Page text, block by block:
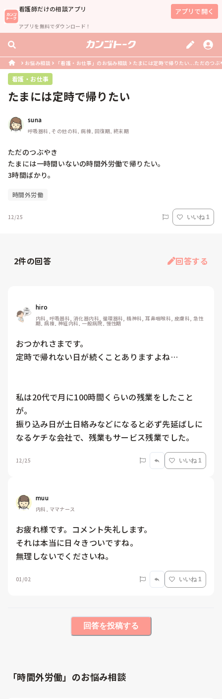
看護師だけの相談アプリ
アプリを無料でダウンロード！
アプリで開く
お悩み相談 「看護・お仕事」のお悩み相談 たまには定時で帰りたい...ただのつ
看護・お仕事
たまには定時で帰りたい
suna
呼吸器科, その他の科, 病棟, 回復期, 終末期
ただのつぶやき
たまには一時間いないの時間外労働で帰りたい。
3時間ばかり。
時間外労働
12/25 いいね 1
2件の回答 回答する
hiro
内科, 呼吸器科, 消化器内科, 循環器科, 精神科, 耳鼻咽喉科, 皮膚科, 急性
期, 病棟, 神経内科, 一般病院, 慢性期
おつかれさまです。
定時で帰れない日が続くことありますよね…
私は20代で月に100時間くらいの残業をしたこと
が。
振り込み日が土日絡みなどになると必ず先延ばしに
なるケチな会社で、残業もサービス残業でした。
12/25 いいね 1
muu
内科, ママナース
お疲れ様です。コメント失礼します。
それは本当に日々きついですね。
無理しないでくださいね。
01/02 いいね 1
回答を投稿する
「時間外労働」のお悩み相談